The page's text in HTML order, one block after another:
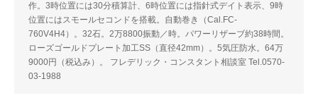
作。3時位置には30分積算計、6時位置には指針式デイト表示、9時
位置にはスモールセコンドを搭載。自動巻き（Cal.FC-
760V4H4）。32石。2万8800振動／時。パワーリザーブ約38時間。
ローズゴールドプレート加工SS（直径42mm）。5気圧防水。64万
9000円（税込み）。 フレデリック・コンスタント相談室 Tel.0570-
03-1988